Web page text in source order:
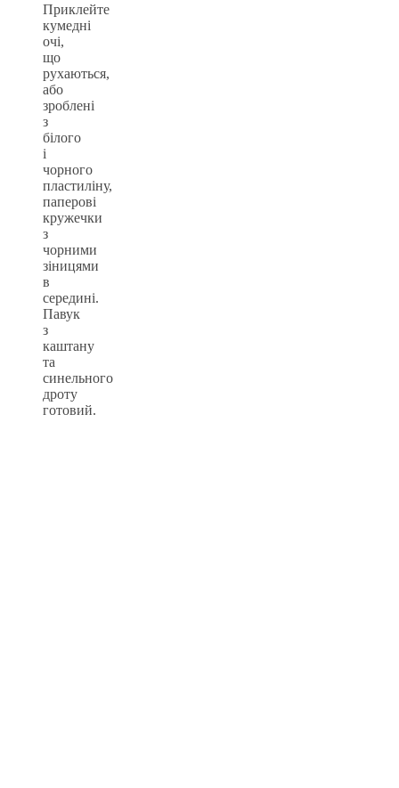
Приклейте
кумедні
очі,
що
рухаються,
або
зроблені
з
білого
і
чорного
пластиліну,
паперові
кружечки
з
чорними
зіницями
в
середині.
Павук
з
каштану
та
синельного
дроту
готовий.